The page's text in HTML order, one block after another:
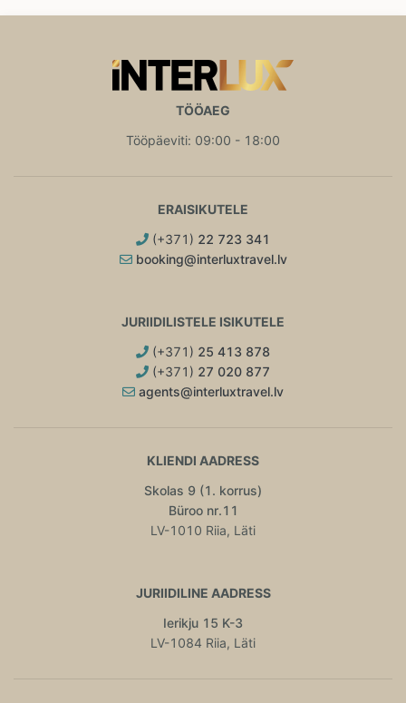
TÖÖAEG
Tööpäeviti: 09:00 - 18:00
ERAISIKUTELE
(+371) 22 723 341
booking@interluxtravel.lv
JURIIDILISTELE ISIKUTELE
(+371) 25 413 878
(+371) 27 020 877
agents@interluxtravel.lv
KLIENDI AADRESS
Skolas 9 (1. korrus)
Büroo nr.11
LV-1010 Riia, Läti
JURIIDILINE AADRESS
Ierikju 15 K-3
LV-1084 Riia, Läti